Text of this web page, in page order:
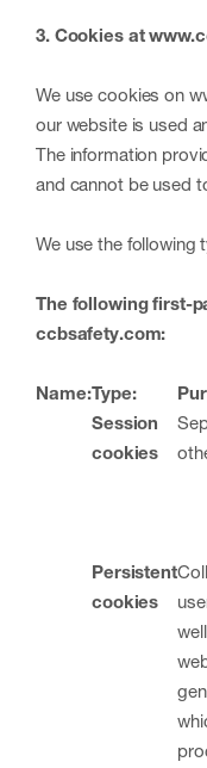
3. Cookies at
We use cookies on
our website is used
The information
and cannot be used
We use the
The following first-
ccbsafety.com:
Name:Type:
Session
cookies
Persistent
cookies